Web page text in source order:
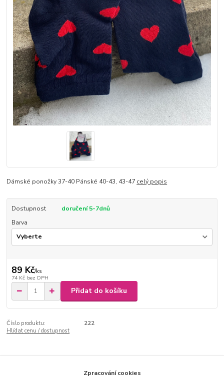
Dámské ponožky 37-40 Pánské 40-43, 43-47 celý popis
Dostupnost
doručení 5-7dnů
Barva
89 Kč/ks
74 Kč bez DPH
Přidat do košíku
Číslo produktu:
222
Hlídat cenu / dostupnost
Zpracování cookies